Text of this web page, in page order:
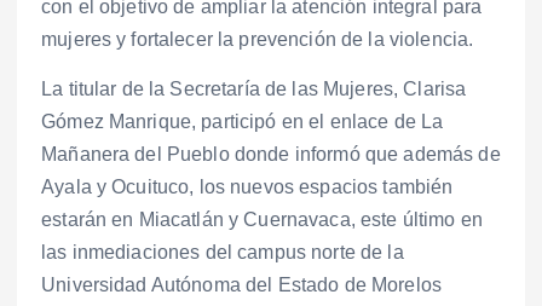
con el objetivo de ampliar la atención integral para
mujeres y fortalecer la prevención de la violencia.
La titular de la Secretaría de las Mujeres, Clarisa
Gómez Manrique, participó en el enlace de La
Mañanera del Pueblo donde informó que además de
Ayala y Ocuituco, los nuevos espacios también
estarán en Miacatlán y Cuernavaca, este último en
las inmediaciones del campus norte de la
Universidad Autónoma del Estado de Morelos